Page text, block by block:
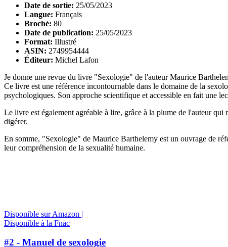
Date de sortie: 25/05/2023
Langue: Français
Broché: 80
Date de publication: 25/05/2023
Format: Illustré
ASIN: 2749954444
Éditeur: Michel Lafon
Je donne une revue du livre "Sexologie" de l'auteur Maurice
Ce livre est une référence incontournable dans le domaine de la
psychologiques. Son approche scientifique et accessible en fait une
Le livre est également agréable à lire, grâce à la plume de l'auteur
digérer.
En somme, "Sexologie" de Maurice Barthelemy est un ouvrage de
leur compréhension de la sexualité humaine.
Disponible sur Amazon |
Disponible à la Fnac
#2 - Manuel de sexologie